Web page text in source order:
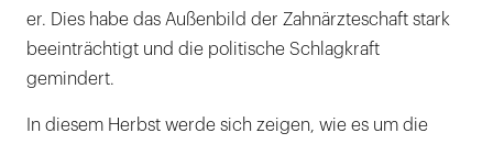
er. Dies habe das Außenbild der Zahnärzteschaft stark
beeinträchtigt und die politische Schlagkraft
gemindert.
In diesem Herbst werde sich zeigen, wie es um die